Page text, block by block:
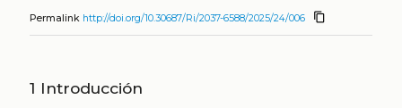
Permalink http://doi.org/10.30687/Ri/2037-6588/2025/24/006 content_copy
1 Introducción